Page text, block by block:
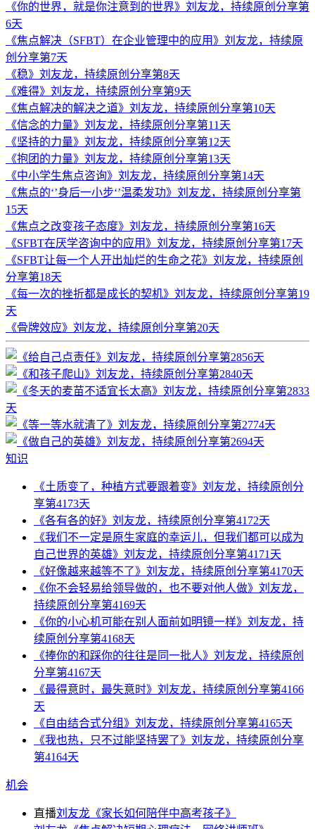
《你的世界，就是你注意到的世界》刘友龙，持续原创分享第
6天
《焦点解决（SFBT）在企业管理中的应用》刘友龙，持续原
创分享第7天
《稳》刘友龙，持续原创分享第8天
《难得》刘友龙，持续原创分享第9天
《焦点解决的解决之道》刘友龙，持续原创分享第10天
《信念的力量》刘友龙，持续原创分享第11天
《坚持的力量》刘友龙，持续原创分享第12天
《抱团的力量》刘友龙，持续原创分享第13天
《中小学生焦点咨询》刘友龙，持续原创分享第14天
《焦点的‘’身后一小步‘’温柔发功》刘友龙，持续原创分享第
15天
《焦点之改变孩子态度》刘友龙，持续原创分享第16天
《SFBT在厌学咨询中的应用》刘友龙，持续原创分享第17天
《SFBT让每一个人开出灿烂的生命之花》刘友龙，持续原创
分享第18天
《每一次的挫折都是成长的契机》刘友龙，持续原创分享第19
天
《骨牌效应》刘友龙，持续原创分享第20天
知识
《土质变了，种植方式要跟着变》刘友龙，持续原创分
享第4173天
《各有各的好》刘友龙，持续原创分享第4172天
《我们不一定是原生家庭的幸运儿，但我们都可以成为
自己世界的英雄》刘友龙，持续原创分享第4171天
《好像越来越等不了》刘友龙，持续原创分享第4170天
《你不会轻易给领导做的，也不要对他人做》刘友龙，
持续原创分享第4169天
《你的小心机可能在别人面前如明镜一样》刘友龙，持
续原创分享第4168天
《捧你的和踩你的往往是同一批人》刘友龙，持续原创
分享第4167天
《最得意时，最失意时》刘友龙，持续原创分享第4166
天
《自由结合式分组》刘友龙，持续原创分享第4165天
《我也热，只不过能坚持罢了》刘友龙，持续原创分享
第4164天
机会
直播刘友龙《家长如何陪伴中高考孩子》